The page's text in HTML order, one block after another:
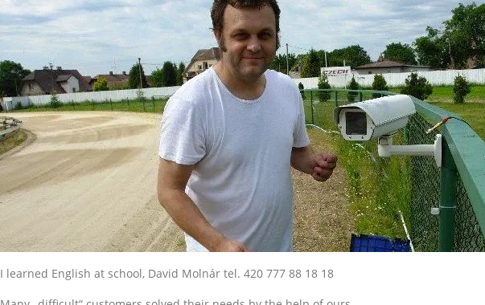
I learned English at school, David Molnár tel. 420 777 88 18 18